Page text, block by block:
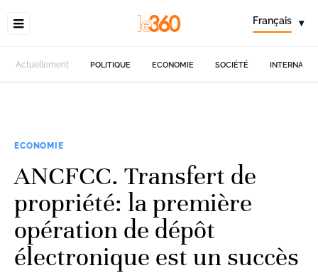
Français ▾
Actuellement POLITIQUE ECONOMIE SOCIÉTÉ
ECONOMIE
ANCFCC. Transfert de
propriété: la première
opération de dépôt
électronique est un succès